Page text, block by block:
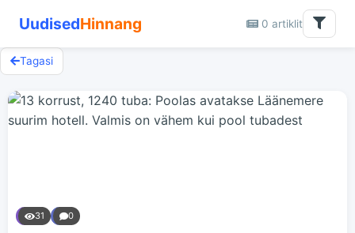
UudisedHinnang 0 artiklit
Tagasi
31 0